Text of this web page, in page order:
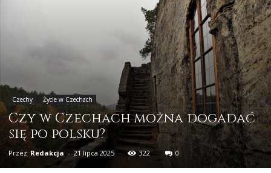
Czechy Życie w Czechach
Czy w Czechach można dogadać
się po polsku?
Przez Redakcja - 21 lipca 2025 322 0